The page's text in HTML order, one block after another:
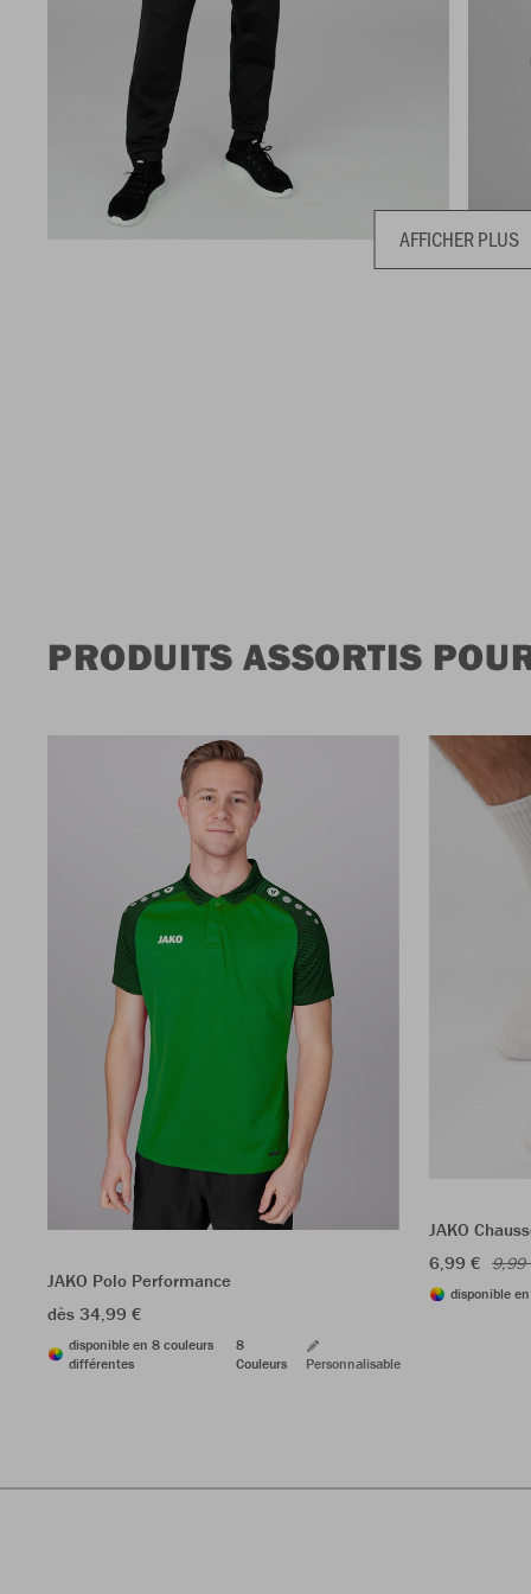
AFFICHER PLUS
PRODUITS ASSORTIS
JAKO Polo Performance
dès 34,99 €
disponible en 8 couleurs
différentes
8
Couleurs
Personnalisable
JAKO
6,99 € 9,99
disponible